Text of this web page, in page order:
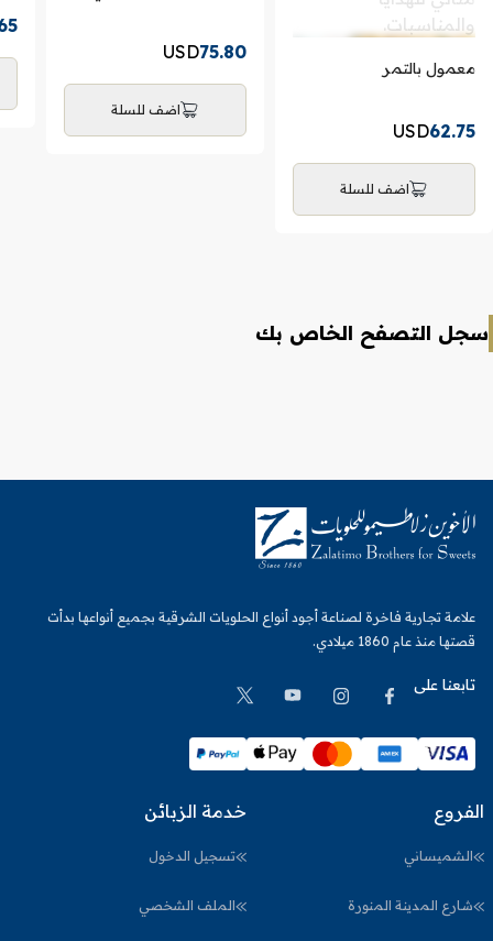
معمول بالتمر
62.75
USD
اضف للسلة
75.80
USD
اضف للسلة
سجل التصفح الخاص بك
علامة تجارية فاخرة لصناعة أجود أنواع الحلويات الشرقية بجميع أنواعها بدأت
قصتها منذ عام 1860 ميلادي.
تابعنا على
الفروع
الشميساني
شارع المدينة المنورة
خدمة الزبائن
تسجيل الدخول
الملف الشخصي